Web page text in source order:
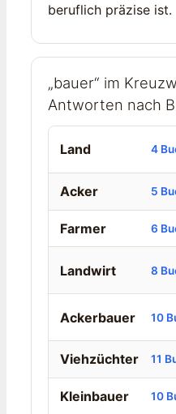
beruflich präzise ist.
„bauer“ im
Antworten nach
Land 4
Acker 5
Farmer 6
Landwirt 8
Ackerbauer 10
Viehzüchter 11
Kleinbauer 10